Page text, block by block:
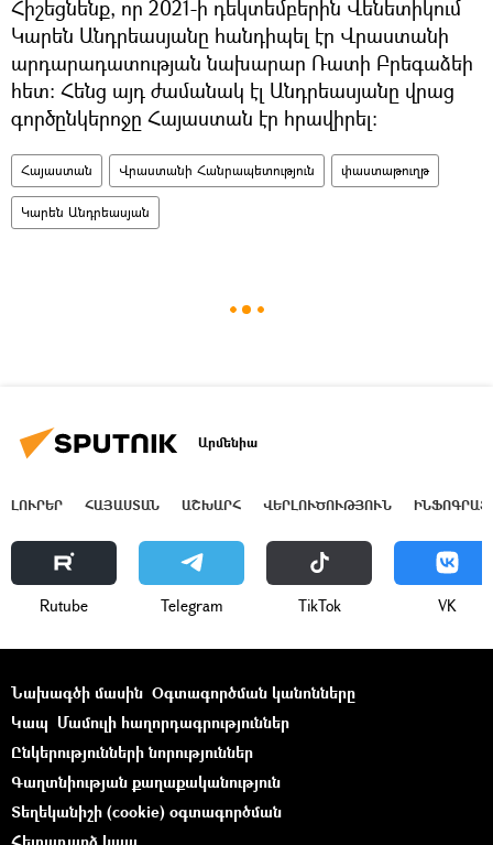
Հիշեցնենք, որ 2021-ի դեկտեմբերին Վենետիկում
Կարեն Անդրեասյանը հանդիպել էր Վրաստանի
արդարադատության նախարար Ռատի Բրեգաձեի
հետ։ Հենց այդ ժամանակ էլ Անդրեասյանը վրաց
գործընկերոջը Հայաստան էր հրավիրել։
Հայաստան Վրաստանի Հանրապետություն փաստաթուղթ
Կարեն Անդրեասյան
Արմենիա
ԼՈՒՐԵՐ ՀԱՅԱՍՏԱՆ ԱՇԽԱՐՀ ՎԵՐԼՈՒԾՈՒԹՅՈՒՆ
Rutube Telegram ТikТоk VK
Նախագծի մասին Օգտագործման կանոնները
Կապ Մամուլի հաղորդագրություններ
Ընկերությունների նորություններ
Գաղտնիության քաղաքականություն
Տեղեկանիշի (cookie) օգտագործման